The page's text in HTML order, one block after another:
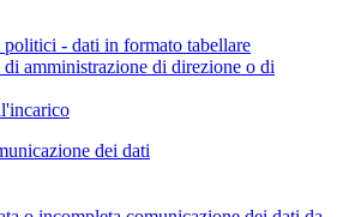
- dati in formato tabellare
amministrazione di direzione o di
dei dati